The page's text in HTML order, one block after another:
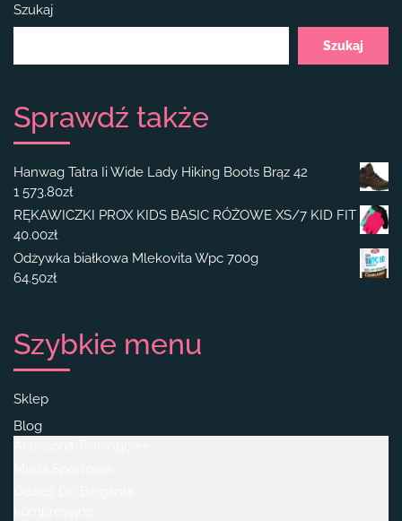
Szukaj
Szukaj
Sprawdź także
Hanwag Tatra Ii Wide Lady Hiking Boots Brąz 42
1 573.80zł
RĘKAWICZKI PROX KIDS BASIC RÓŻOWE XS/7 KID FIT
40.00zł
Odżywka białkowa Mlekovita Wpc 700g
64.50zł
Szybkie menu
Sklep
Blog